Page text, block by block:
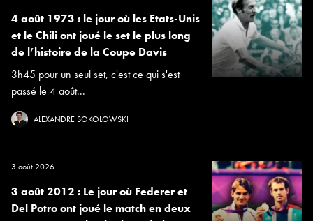
4 août 1973 : le jour où les Etats-Unis
et le Chili ont joué le set le plus long
de l’histoire de la Coupe Davis
3h45 pour un seul set, c'est ce qui s'est
passé le 4 août...
ALEXANDRE SOKOLOWSKI
3 août 2026
3 août 2012 : Le jour où Federer et
Del Potro ont joué le match en deux